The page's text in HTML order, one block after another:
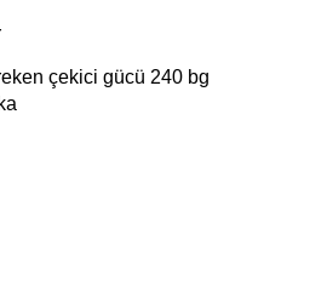
çekici gücü 240 bg